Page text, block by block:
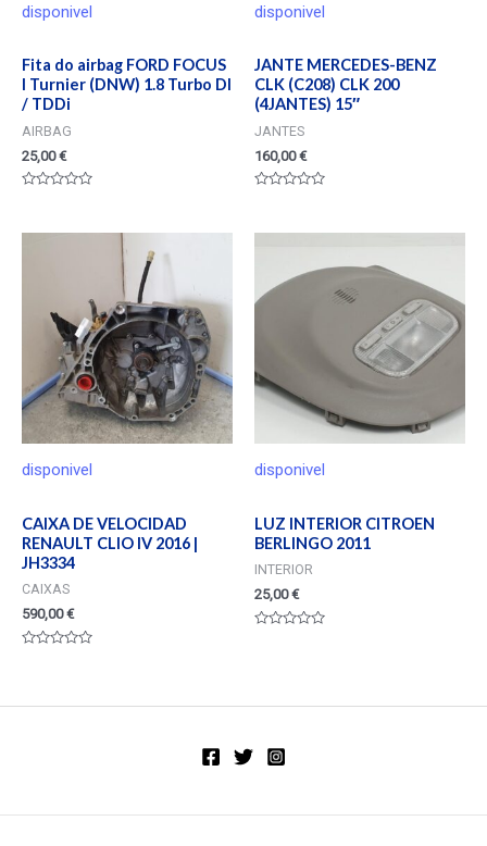
disponivel
Fita do airbag FORD FOCUS
I Turnier (DNW) 1.8 Turbo DI
/ TDDi
AIRBAG
25,00€
disponivel
JANTE MERCEDES-BENZ
CLK (C208) CLK 200
(4JANTES) 15″
JANTES
160,00€
disponivel
CAIXA DE VELOCIDAD
RENAULT CLIO IV 2016 |
JH3334
CAIXAS
590,00€
5
disponivel
LUZ INTERIOR CITROEN
BERLINGO 2011
INTERIOR
25,00€